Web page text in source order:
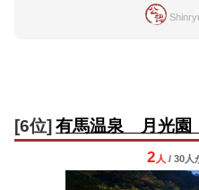
[6位] 有馬温泉 月光
2 人 / 30人